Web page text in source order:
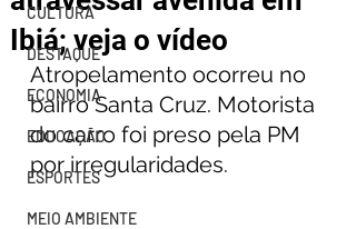
CULTURA
DESTAQUE
ECONOMIA
EDUCAÇÃO
ESPORTES
MEIO AMBIENTE
Ibiá; veja o vídeo
Atropelamento ocorreu no
bairro Santa Cruz. Motorista
do carro foi preso pela PM
por irregularidades.